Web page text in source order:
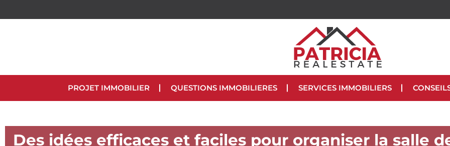
PROJET IMMOBILIER QUESTIONS IMMOBILIERES SERVICES IMMOBILIERS
Des idées efficaces et faciles pour organiser la salle